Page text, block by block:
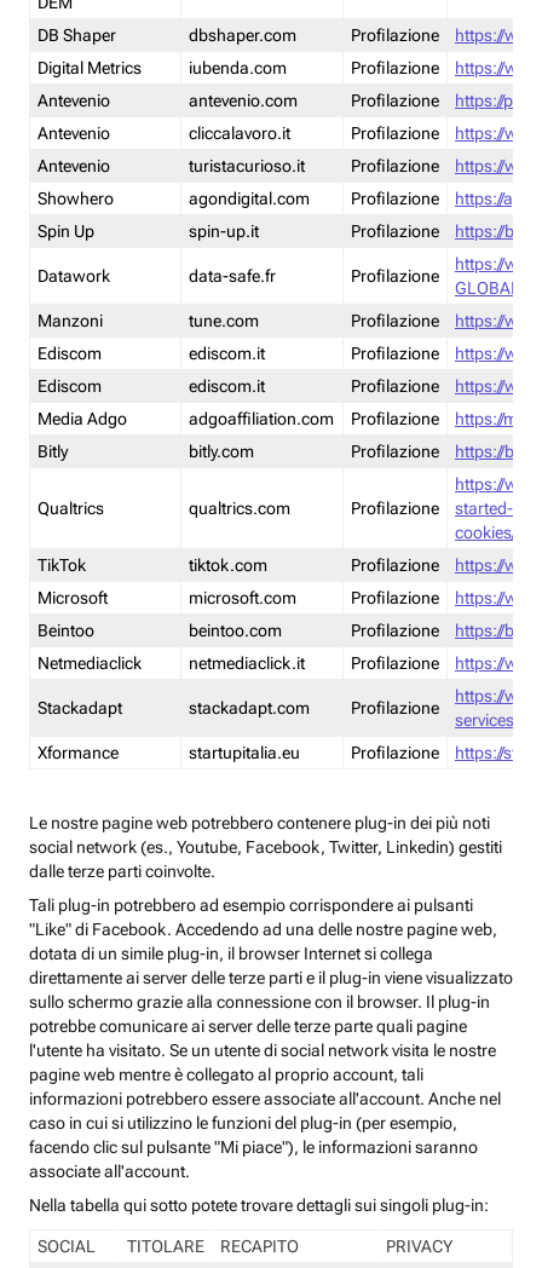
DB Shaper
dbshaper.com Profilazione
https://
Digital Metrics
iubenda.com Profilazione
https://
Antevenio
antevenio.com Profilazione
https://
Antevenio
cliccalavoro.it Profilazione
https://
Antevenio
turistacurioso.it Profilazione
https://
Showhero
agondigital.com Profilazione
https://
Spin Up
spin-up.it Profilazione https://
Datawork data-safe.fr Profilazione
https://
GLOBAL-
Manzoni
tune.com Profilazione
https://
Ediscom
ediscom.it Profilazione
https://
Ediscom
ediscom.it Profilazione
https://
Media Adgo
adgoaffiliation.com Profilazione
https://
Bitly
bitly.com Profilazione https://
Qualtrics qualtrics.com Profilazione
https://
started-
cookies/
TikTok
tiktok.com Profilazione
https://
Microsoft
microsoft.com Profilazione
https://
Beintoo
beintoo.com Profilazione
https://
Netmediaclick
netmediaclick.it Profilazione https://
Stackadapt stackadapt.com Profilazione
https://
services-
Xformance
startupitalia.eu Profilazione https://
Le nostre pagine web potrebbero contenere plug-in dei più noti
social network (es., Youtube, Facebook, Twitter, Linkedin) gestiti
dalle terze parti coinvolte.
Tali plug-in potrebbero ad esempio corrispondere ai pulsanti
"Like" di Facebook. Accedendo ad una delle nostre pagine web,
dotata di un simile plug-in, il browser Internet si collega
direttamente ai server delle terze parti e il plug-in viene visualizzato
sullo schermo grazie alla connessione con il browser. Il plug-in
potrebbe comunicare ai server delle terze parte quali pagine
l'utente ha visitato. Se un utente di social network visita le nostre
pagine web mentre è collegato al proprio account, tali
informazioni potrebbero essere associate all'account. Anche nel
caso in cui si utilizzino le funzioni del plug-in (per esempio,
facendo clic sul pulsante "Mi piace"), le informazioni saranno
associate all'account.
Nella tabella qui sotto potete trovare dettagli sui singoli plug-in:
SOCIAL TITOLARE RECAPITO PRIVACY